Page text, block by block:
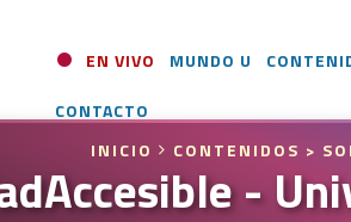
EN VIVO MUNDO U
CONTACTO
INICIO
CONTENIDOS >
-